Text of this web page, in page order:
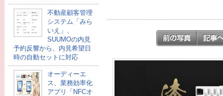
不動産顧客管理
システム「みら
いえ」、
SUUMOの内見
予約反響から、内見希望日
時の自動セットに対応
オーディーエ
ス、業務効率化
アプリ「NFCオ